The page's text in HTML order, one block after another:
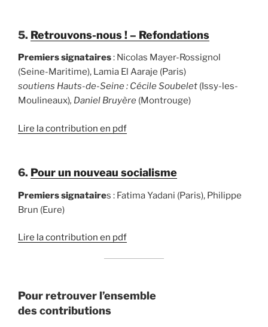
5. Retrouvons-nous ! – Refondations
Premiers signataires: Nicolas Mayer-Rossignol
(Seine-Maritime), Lamia El Aaraje (Paris)
soutiens Hauts-de-Seine : Cécile Soubelet (Issy-les-
Moulineaux), Daniel Bruyère (Montrouge)
Lire la contribution en pdf
6. Pour un nouveau socialisme
Premiers signataires : Fatima Yadani (Paris), Philippe
Brun (Eure)
Lire la contribution en pdf
Pour retrouver l’ensemble
descontributions